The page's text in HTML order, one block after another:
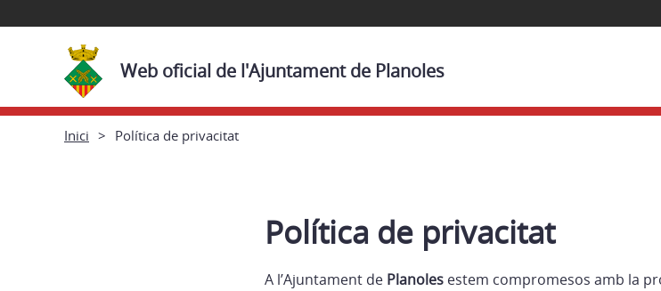
Web oficial de l'Ajuntament de Planoles
Inici Política de privacitat
Política de privacitat
A l’Ajuntament de Planoles estem compromesos amb la